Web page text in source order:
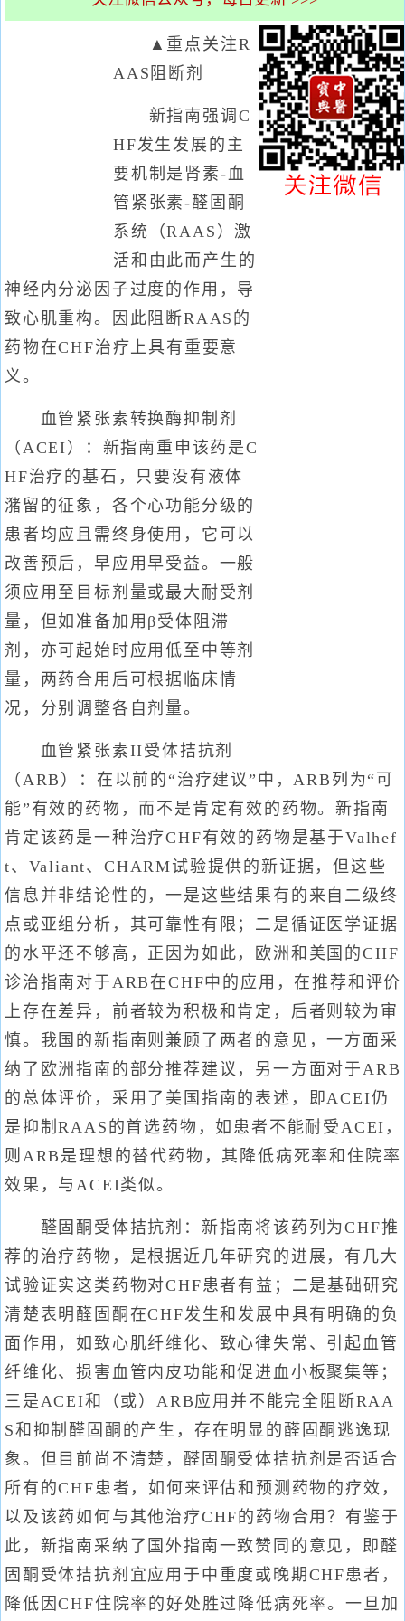
▲重点关注R
AAS阻断剂
新指南强调C
HF发生发展的主
要机制是肾素-血
管紧张素-醛固酮
系统（RAAS）激
活和由此而产生的
神经内分泌因子过度的作用，导
致心肌重构。因此阻断RAAS的
药物在CHF治疗上具有重要意
义。
血管紧张素转换酶抑制剂
（ACEI）：新指南重申该药是C
HF治疗的基石，只要没有液体
潴留的征象，各个心功能分级的
患者均应且需终身使用，它可以
改善预后，早应用早受益。一般
须应用至目标剂量或最大耐受剂
量，但如准备加用β受体阻滞
剂，亦可起始时应用低至中等剂
量，两药合用后可根据临床情
况，分别调整各自剂量。
血管紧张素II受体拮抗剂
（ARB）：在以前的“治疗建议”中，ARB列为“可
能”有效的药物，而不是肯定有效的药物。新指南
肯定该药是一种治疗CHF有效的药物是基于Valhef
t、Valiant、CHARM试验提供的新证据，但这些
信息并非结论性的，一是这些结果有的来自二级终
点或亚组分析，其可靠性有限；二是循证医学证据
的水平还不够高，正因为如此，欧洲和美国的CHF
诊治指南对于ARB在CHF中的应用，在推荐和评价
上存在差异，前者较为积极和肯定，后者则较为审
慎。我国的新指南则兼顾了两者的意见，一方面采
纳了欧洲指南的部分推荐建议，另一方面对于ARB
的总体评价，采用了美国指南的表述，即ACEI仍
是抑制RAAS的首选药物，如患者不能耐受ACEI，
则ARB是理想的替代药物，其降低病死率和住院率
效果，与ACEI类似。
醛固酮受体拮抗剂：新指南将该药列为CHF推
荐的治疗药物，是根据近几年研究的进展，有几大
试验证实这类药物对CHF患者有益；二是基础研究
清楚表明醛固酮在CHF发生和发展中具有明确的负
面作用，如致心肌纤维化、致心律失常、引起血管
纤维化、损害血管内皮功能和促进血小板聚集等；
三是ACEI和（或）ARB应用并不能完全阻断RAA
S和抑制醛固酮的产生，存在明显的醛固酮逃逸现
象。但目前尚不清楚，醛固酮受体拮抗剂是否适合
所有的CHF患者，如何来评估和预测药物的疗效，
以及该药如何与其他治疗CHF的药物合用？有鉴于
此，新指南采纳了国外指南一致赞同的意见，即醛
固酮受体拮抗剂宜应用于中重度或晚期CHF患者，
降低因CHF住院率的好处胜过降低病死率。一旦加